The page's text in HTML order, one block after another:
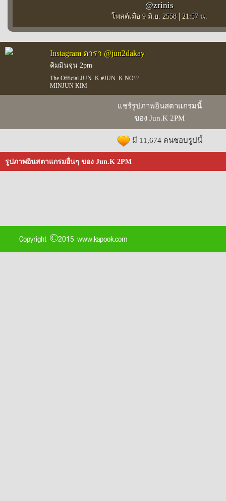
@zrinis
โพสต์เมื่อ 9 มิ.ย. 2558 | 21:57 น.
Instagram ดารา @jun2dakay
คิมมินจุน 2pm
The Official JUN. K #JUN_K NO♡
MINJUN KIM
แชร์รูปภาพอินสตาแกรมนี้
ของ Jun.K 2PM
มี 11,674 คนชอบรูปนี้
รูปภาพอินสตาแกรมอื่นๆ ของ Jun.K 2PM
Copyright ©2015 www.kapook.com